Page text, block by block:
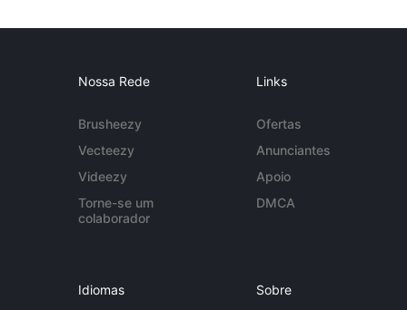
Nossa Rede
Brusheezy
Vecteezy
Videezy
Torne-se um
colaborador
Links
Ofertas
Anunciantes
Apoio
DMCA
Idiomas Sobre